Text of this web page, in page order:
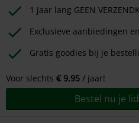
1 jaar lang GEEN
Exclusieve aanbiedingen
Gratis goodies bij je
Voor slechts € 9,95 jaar!
Bestel nu je